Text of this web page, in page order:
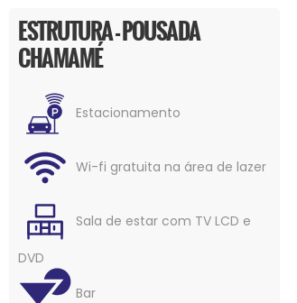
ESTRUTURA - POUSADA
CHAMAMÉ
Estacionamento
Wi-fi gratuita na área de lazer
Sala de estar com TV LCD e
DVD
Bar